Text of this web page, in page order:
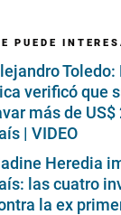
PUEDE
verificó que
más de
| VIDEO
Heredia
las cuatro
la ex